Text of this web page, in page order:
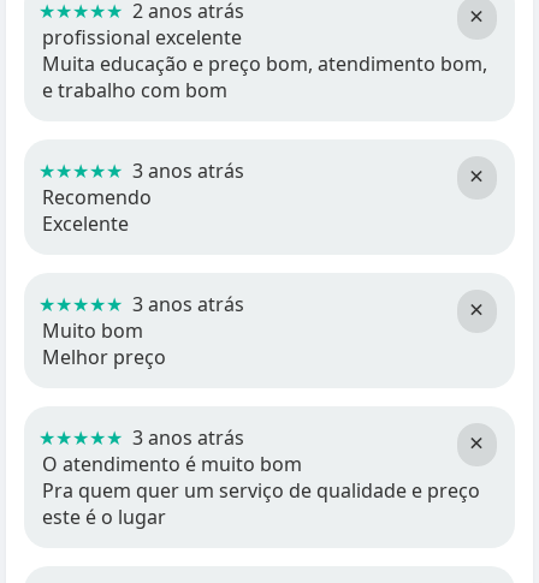
×
★★★★★ 2 anos atrás
profissional excelente
Muita educação e preço bom, atendimento bom,
e trabalho com bom
×
★★★★★ 3 anos atrás
Recomendo
Excelente
×
★★★★★ 3 anos atrás
Muito bom
Melhor preço
×
★★★★★ 3 anos atrás
O atendimento é muito bom
Pra quem quer um serviço de qualidade e preço
este é o lugar